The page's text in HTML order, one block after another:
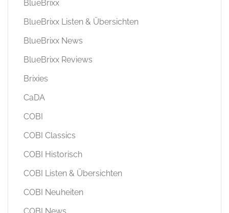
BlueBrixx
BlueBrixx Listen & Übersichten
BlueBrixx News
BlueBrixx Reviews
Brixies
CaDA
COBI
COBI Classics
COBI Historisch
COBI Listen & Übersichten
COBI Neuheiten